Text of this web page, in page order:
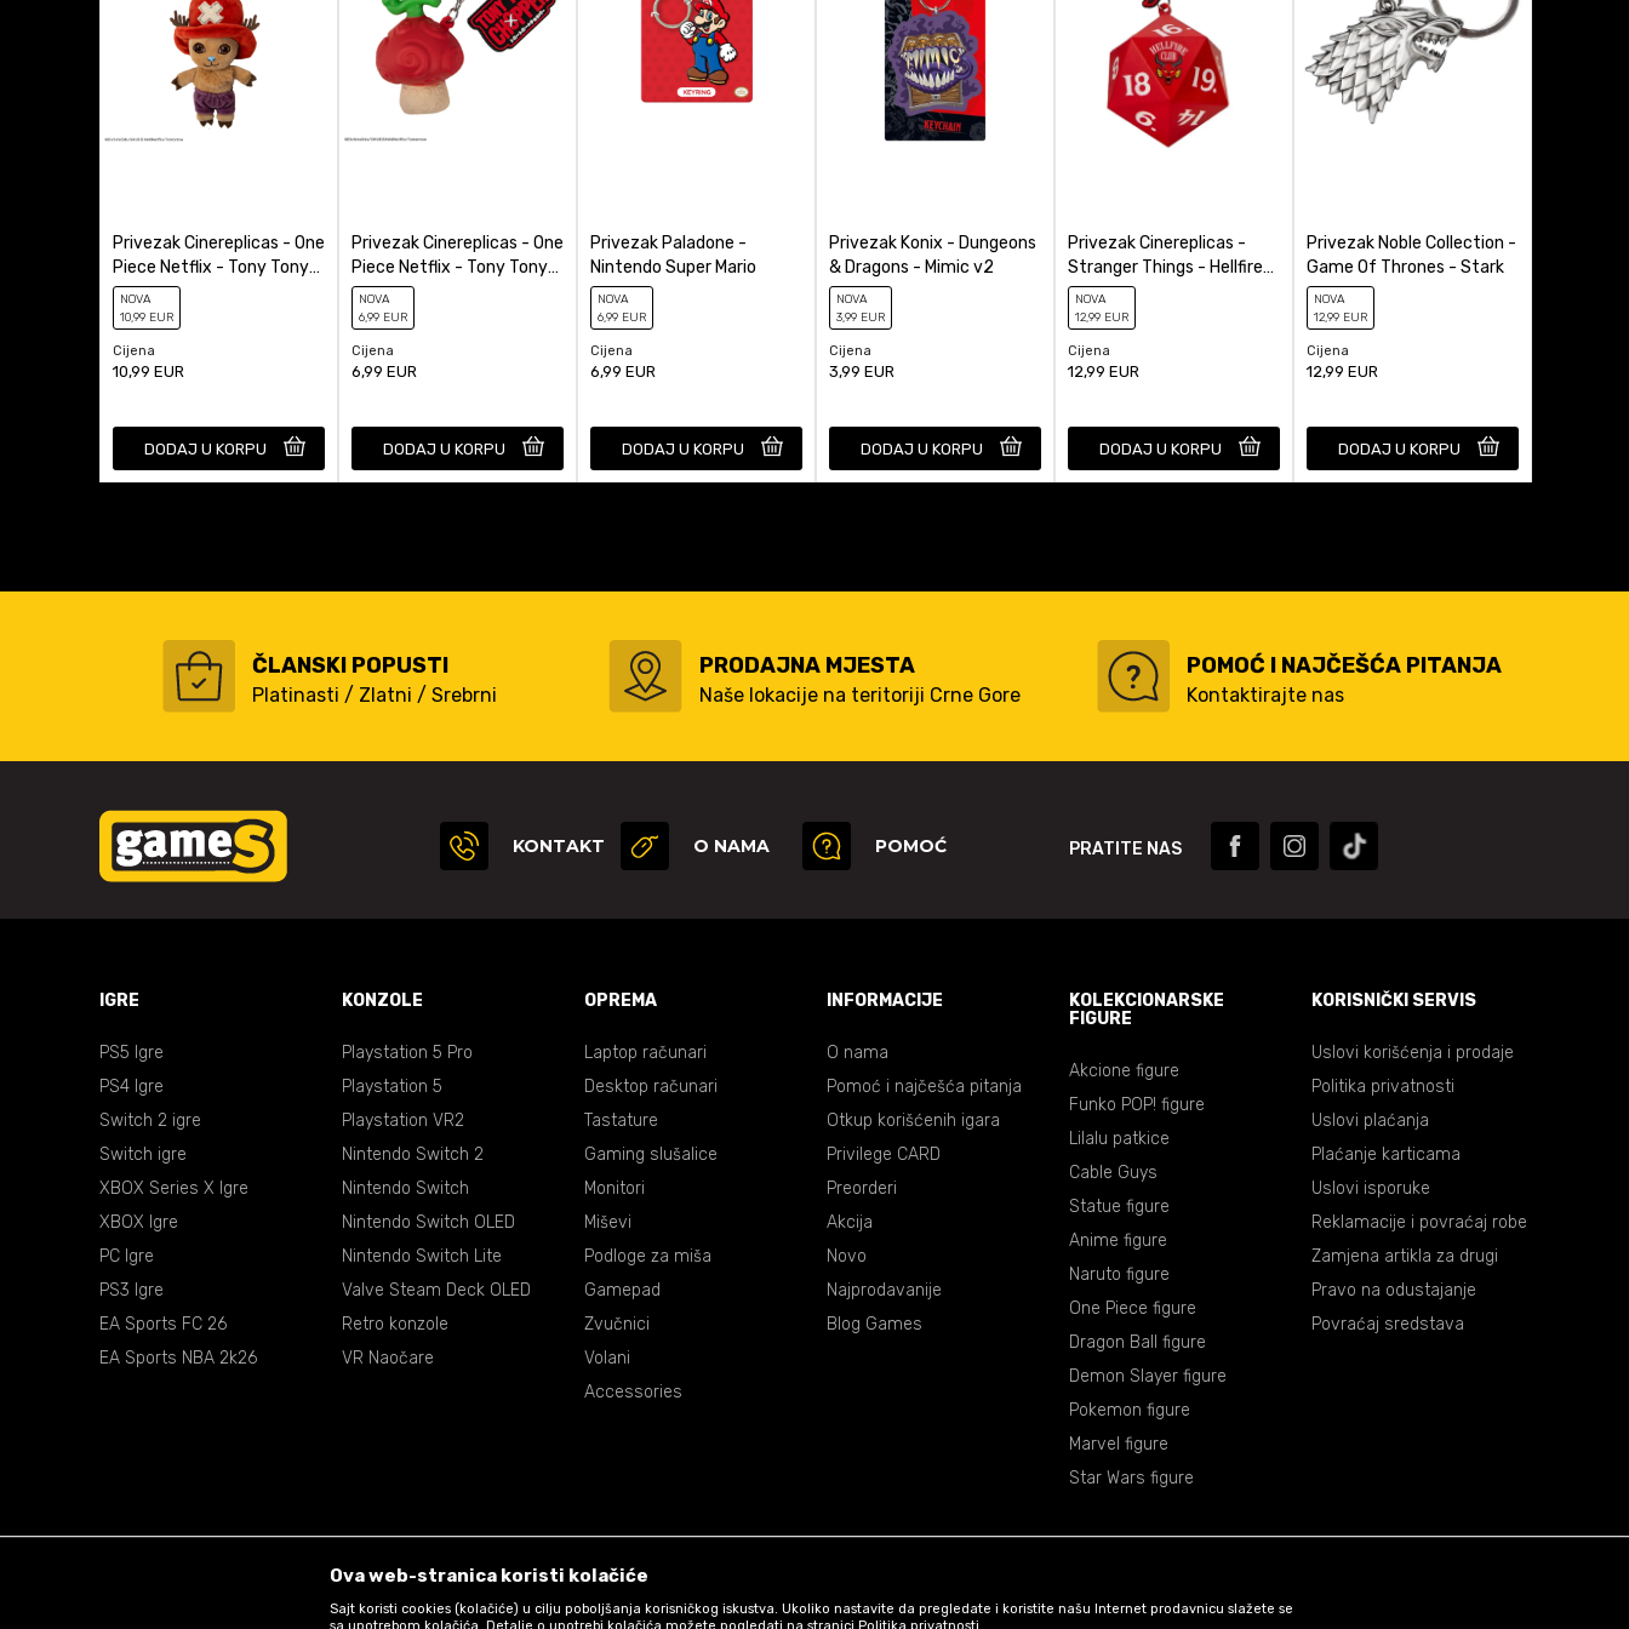
Privezak Cinereplicas - One
Piece Netflix - Tony Tony
Chopper Plush
NOVA
10,99 EUR
Cijena
10,99 EUR
DODAJ U KORPU
Privezak Cinereplicas - One
Piece Netflix - Tony Tony
Chopper Devil Fruit
Squish...
NOVA
6,99 EUR
Cijena
6,99 EUR
DODAJ U KORPU
Privezak Paladone -
Nintendo Super Mario
NOVA
6,99 EUR
Cijena
6,99 EUR
DODAJ U KORPU
Privezak Konix - Dungeons
& Dragons - Mimic v2
NOVA
3,99 EUR
Cijena
3,99 EUR
DODAJ U KORPU
Privezak Cinereplicas -
Stranger Things - Hellfire
Club Squishy Keychain
NOVA
12,99 EUR
Cijena
12,99 EUR
DODAJ U KORPU
Privezak Noble Collection -
Game Of Thrones - Stark
NOVA
12,99 EUR
Cijena
12,99 EUR
DODAJ U KORPU
ČLANSKI POPUSTI
Platinasti / Zlatni / Srebrni
PRODAJNA MJESTA
Naše lokacije na teritoriji Crne Gore
POMOĆ I NAJČEŠĆA PITANJA
Kontaktirajte nas
KONTAKT O NAMA POMOĆ PRATITE NAS
IGRE
PS5 Igre
PS4 Igre
Switch 2 igre
Switch igre
XBOX Series X Igre
XBOX Igre
PC Igre
PS3 Igre
EA Sports FC 26
EA Sports NBA 2k26
KONZOLE
Playstation 5 Pro
Playstation 5
Playstation VR2
Nintendo Switch 2
Nintendo Switch
Nintendo Switch OLED
Nintendo Switch Lite
Valve Steam Deck OLED
Retro konzole
VR Naočare
OPREMA
Laptop računari
Desktop računari
Tastature
Gaming slušalice
Monitori
Miševi
Podloge za miša
Gamepad
Zvučnici
Volani
Accessories
INFORMACIJE
O nama
Pomoć i najčešća pitanja
Otkup korišćenih igara
Privilege CARD
Preorderi
Akcija
Novo
Najprodavanije
Blog Games
KOLEKCIONARSKE
FIGURE
Akcione figure
Funko POP! figure
Lilalu patkice
Cable Guys
Statue figure
Anime figure
Naruto figure
One Piece figure
Dragon Ball figure
Demon Slayer figure
Pokemon figure
Marvel figure
Star Wars figure
KORISNIČKI SERVIS
Uslovi korišćenja i prodaje
Politika privatnosti
Uslovi plaćanja
Plaćanje karticama
Uslovi isporuke
Reklamacije i povraćaj robe
Zamjena artikla za drugi
Pravo na odustajanje
Povraćaj sredstava
Ova web-stranica koristi kolačiće
Sajt koristi cookies (kolačiće) u cilju poboljšanja korisničkog iskustva. Ukoliko nastavite da pregledate i koristite našu Internet prodavnicu slažete se